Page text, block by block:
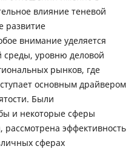
влияние теневой
развитие
внимание уделяется
среды, уровню деловой
рынков, где
основным драйвером
Были
и некоторые сферы
рассмотрена эффективность
сферах